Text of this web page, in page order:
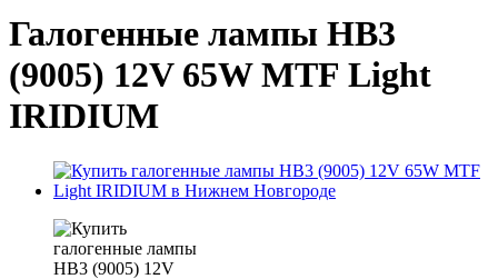
Галогенные лампы HB3
(9005) 12V 65W MTF Light
IRIDIUM